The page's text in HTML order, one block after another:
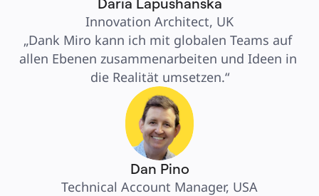
Innovation Architect, UK
„Dank Miro kann ich mit globalen Teams auf
allen Ebenen zusammenarbeiten und Ideen in
die Realität umsetzen.“
Dan Pino
Technical Account Manager, USA